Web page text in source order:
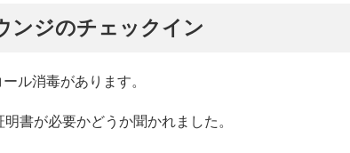
ンジのチェックイン
ル消毒があります。
書が必要かどうか聞かれました。